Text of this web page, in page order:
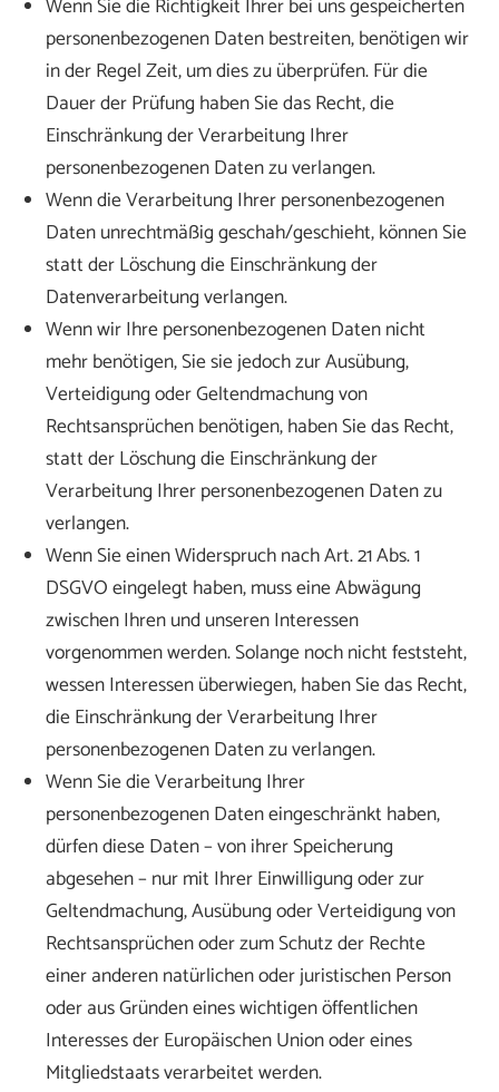
Wenn Sie die Richtigkeit Ihrer bei uns gespeicherten
personenbezogenen Daten bestreiten, benötigen wir
in der Regel Zeit, um dies zu überprüfen. Für die
Dauer der Prüfung haben Sie das Recht, die
Einschränkung der Verarbeitung Ihrer
personenbezogenen Daten zu verlangen.
Wenn die Verarbeitung Ihrer personenbezogenen
Daten unrechtmäßig geschah/geschieht, können Sie
statt der Löschung die Einschränkung der
Datenverarbeitung verlangen.
Wenn wir Ihre personenbezogenen Daten nicht
mehr benötigen, Sie sie jedoch zur Ausübung,
Verteidigung oder Geltendmachung von
Rechtsansprüchen benötigen, haben Sie das Recht,
statt der Löschung die Einschränkung der
Verarbeitung Ihrer personenbezogenen Daten zu
verlangen.
Wenn Sie einen Widerspruch nach Art. 21 Abs. 1
DSGVO eingelegt haben, muss eine Abwägung
zwischen Ihren und unseren Interessen
vorgenommen werden. Solange noch nicht feststeht,
wessen Interessen überwiegen, haben Sie das Recht,
die Einschränkung der Verarbeitung Ihrer
personenbezogenen Daten zu verlangen.
Wenn Sie die Verarbeitung Ihrer
personenbezogenen Daten eingeschränkt haben,
dürfen diese Daten – von ihrer Speicherung
abgesehen – nur mit Ihrer Einwilligung oder zur
Geltendmachung, Ausübung oder Verteidigung von
Rechtsansprüchen oder zum Schutz der Rechte
einer anderen natürlichen oder juristischen Person
oder aus Gründen eines wichtigen öffentlichen
Interesses der Europäischen Union oder eines
Mitgliedstaats verarbeitet werden.